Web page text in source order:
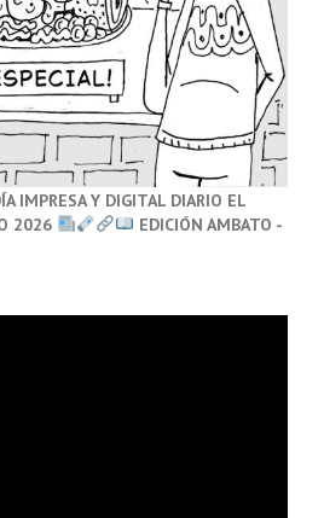
IMPRESA Y DIGITAL DIARIO EL
2026
EDICIÓN AMBATO -